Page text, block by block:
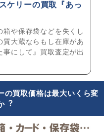
ケリーの買取『あっ
箱や保存袋などを失くし
質大蔵ならもし在庫があ
事にして』買取査定が出
の買取価格は最大いくら変
︖